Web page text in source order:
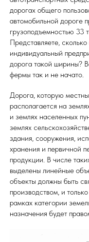
дорогах общего
автомобильной дороге
грузоподъемностью 33
Представляете,
индивидуальный
дорога такой ширины?
фермы так и не начато.
Дорога, которую
располагается на
и землях населенных
землях
здания, сооружения,
хранения и первичной
продукции. В числе
выделены линейные
объекты должны быть
производством, и
рамках категории
назначения будет